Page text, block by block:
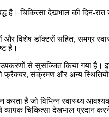
चिकित्सा देखभाल की दिन-
और विशेष डॉक्टरों सहित, समग्र
है।
उपकरणों से सुसज्जित किया गया
संक्रमण और अन्य
है जो विभिन्न स्वास्थ्य
चिकित्सा देखभाल प्रदान